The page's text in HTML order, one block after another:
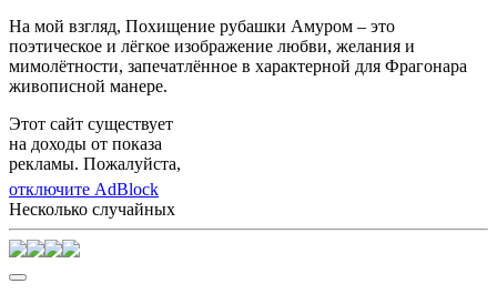
На мой взгляд, Похищение рубашки Амуром – это
поэтическое и лёгкое изображение любви, желания и
мимолётности, запечатлённое в характерной для Фрагонара
живописной манере.
Этот сайт существует
на доходы от показа
рекламы. Пожалуйста,
отключите AdBlock
Несколько случайных